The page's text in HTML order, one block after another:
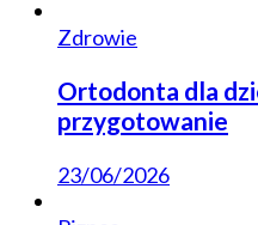
Zdrowie
Ortodonta dla
przygotowanie
23/06/2026